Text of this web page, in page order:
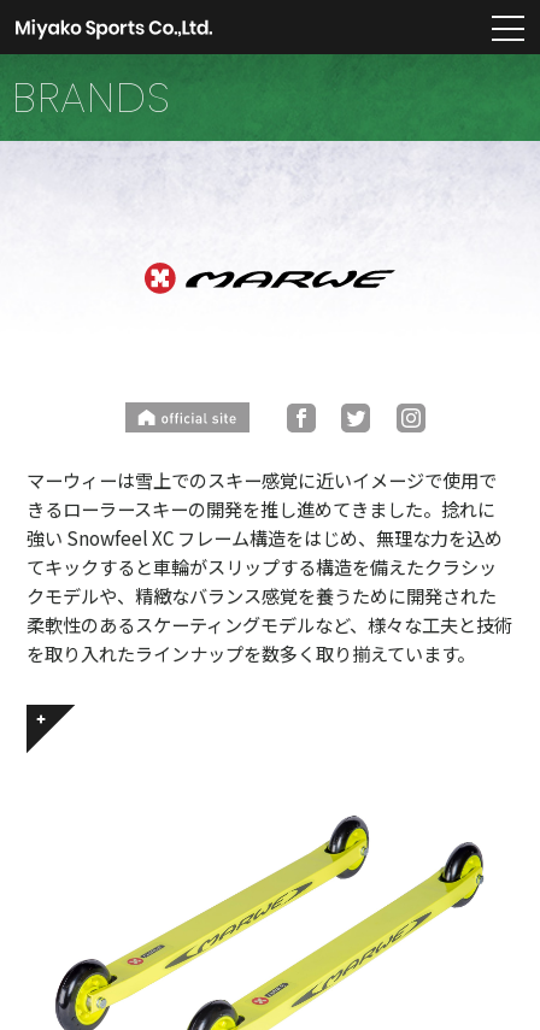
BRANDS
マーウィーは雪上でのスキー感覚に近いイメージで使用で
きるローラースキーの開発を推し進めてきました。捻れに
強い Snowfeel XC フレーム構造をはじめ、無理な力を込め
てキックすると車輪がスリップする構造を備えたクラシッ
クモデルや、精緻なバランス感覚を養うために開発された
柔軟性のあるスケーティングモデルなど、様々な工夫と技術
を取り入れたラインナップを数多く取り揃えています。